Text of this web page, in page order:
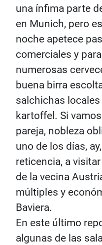
una ínfima parte
en Munich, pero
noche apetece
comerciales y
numerosas
buena birra
salchichas
kartoffel. Si
pareja, nobleza
uno de los días,
reticencia, a
de la vecina
múltiples y
Baviera.
En este último
algunas de las